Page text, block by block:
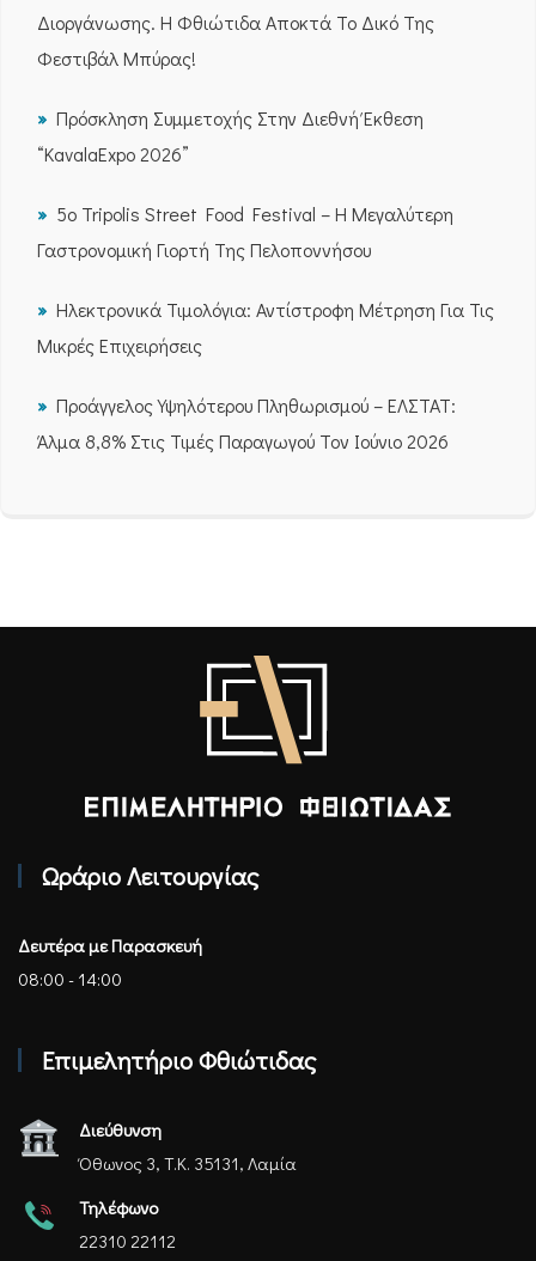
Διοργάνωσης. Η Φθιώτιδα Αποκτά Το Δικό Της
Φεστιβάλ Μπύρας!
Πρόσκληση Συμμετοχής Στην Διεθνή Έκθεση
“KavalaExpo 2026”
5ο Tripolis Street Food Festival – Η Μεγαλύτερη
Γαστρονομική Γιορτή Της Πελοποννήσου
Ηλεκτρονικά Τιμολόγια: Αντίστροφη Μέτρηση Για Τις
Μικρές Επιχειρήσεις
Προάγγελος Υψηλότερου Πληθωρισμού – ΕΛΣΤΑΤ:
Άλμα 8,8% Στις Τιμές Παραγωγού Τον Ιούνιο 2026
Ωράριο Λειτουργίας
Δευτέρα με Παρασκευή
08:00 - 14:00
Επιμελητήριο Φθιώτιδας
Διεύθυνση
Όθωνος 3, Τ.Κ. 35131, Λαμία
Τηλέφωνο
22310 22112